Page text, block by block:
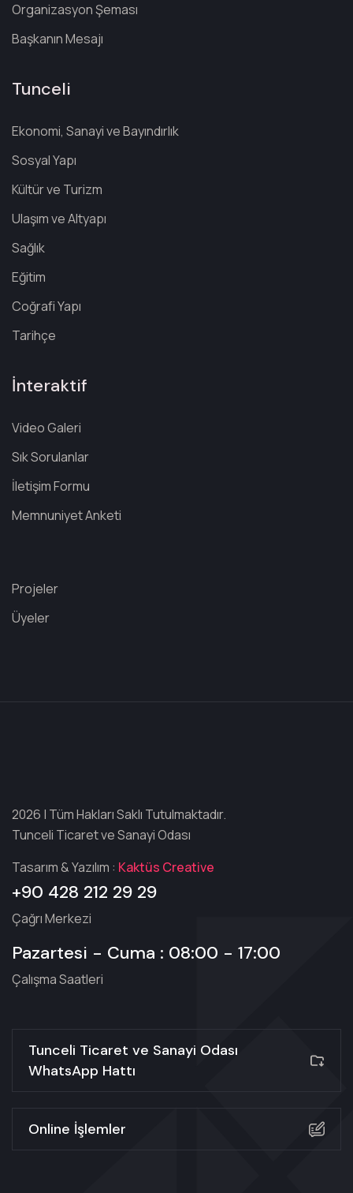
Organizasyon Şeması
Başkanın Mesajı
Tunceli
Ekonomi, Sanayi ve Bayındırlık
Sosyal Yapı
Kültür ve Turizm
Ulaşım ve Altyapı
Sağlık
Eğitim
Coğrafi Yapı
Tarihçe
İnteraktif
Video Galeri
Sık Sorulanlar
İletişim Formu
Memnuniyet Anketi
Projeler
Üyeler
2026 | Tüm Hakları Saklı Tutulmaktadır.
Tunceli Ticaret ve Sanayi Odası
Tasarım & Yazılım : Kaktüs Creative
+90 428 212 29 29
Çağrı Merkezi
Pazartesi - Cuma : 08:00 - 17:00
Çalışma Saatleri
Tunceli Ticaret ve Sanayi Odası
WhatsApp Hattı
Online İşlemler